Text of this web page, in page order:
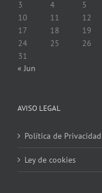
3
4 5
10
11 12
17
18 19
24
25 26
31
« Jun
AVISO LEGAL
Política de Privacidad
Ley de cookies